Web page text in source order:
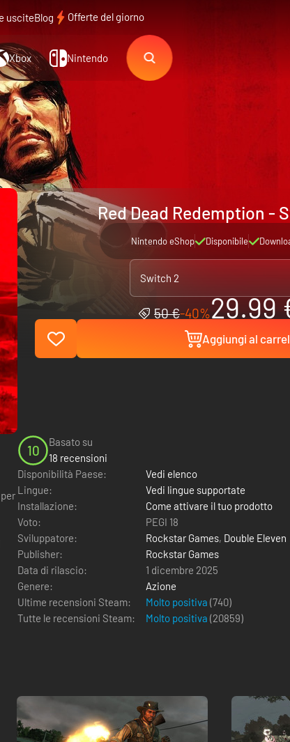
usciteBlog Offerte del giorno
Xbox Nintendo
Red Dead Redemption -
Nintendo eShop Disponibile
Switch 2
50 €-40%29.99
Aggiungi al
10
Basato su
18 recensioni
Disponibilità Paese:
Vedi elenco
Lingue:
Vedi lingue supportate
Installazione:
Come attivare il tuo prodotto
Voto:
PEGI 18
Sviluppatore:
Rockstar Games, Double Eleven
Publisher:
Rockstar Games
Data di rilascio:
1 dicembre 2025
Genere:
Azione
Ultime recensioni Steam:
Molto positiva (740)
Tutte le recensioni Steam:
Molto positiva (20859)